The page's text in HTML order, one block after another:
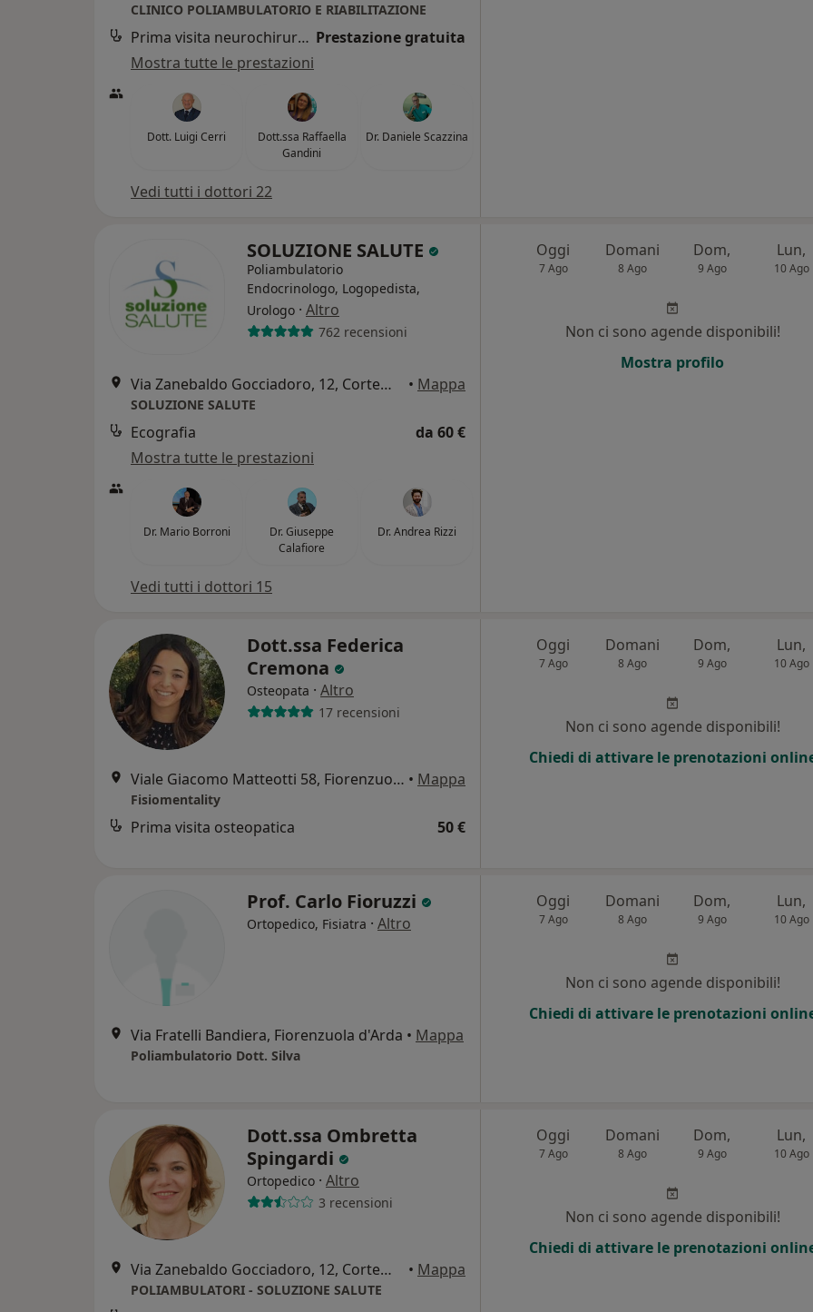
CLINICO POLIAMBULATORIO E RIABILITAZIONE
Prima visita neurochirurgica Prestazione gratuita
Mostra tutte le prestazioni
Dott. Luigi Cerri
Dott.ssa Raffaella
Gandini
Dr. Daniele Scazzina
Vedi tutti i dottori 22
SOLUZIONE SALUTE
Poliambulatorio
Endocrinologo, Logopedista,
Urologo · Altro
762 recensioni
Via Zanebaldo Gocciadoro, 12, Cortemaggiore • Mappa
SOLUZIONE SALUTE
Ecografia
da 60 €
Mostra tutte le prestazioni
Dr. Mario Borroni
Dr. Giuseppe
Calafiore
Dr. Andrea Rizzi
Vedi tutti i dottori 15
Oggi
7 Ago
Domani
8 Ago
Dom,
9 Ago
Lun,
10 Ago
Non ci sono agende disponibili!
Mostra profilo
Dott.ssa Federica
Cremona
Osteopata · Altro
17 recensioni
Viale Giacomo Matteotti 58, Fiorenzuola d'Arda • Mappa
Fisiomentality
Prima visita osteopatica 50 €
Oggi
7 Ago
Domani
8 Ago
Dom,
9 Ago
Lun,
10 Ago
Non ci sono agende disponibili!
Chiedi di attivare le prenotazioni
Prof. Carlo Fioruzzi
Ortopedico, Fisiatra · Altro
Via Fratelli Bandiera, Fiorenzuola d'Arda • Mappa
Poliambulatorio Dott. Silva
Oggi
7 Ago
Domani
8 Ago
Dom,
9 Ago
Lun,
10 Ago
Non ci sono agende disponibili!
Chiedi di attivare le prenotazioni
Dott.ssa Ombretta
Spingardi
Ortopedico · Altro
3 recensioni
Via Zanebaldo Gocciadoro, 12, Cortemaggiore • Mappa
POLIAMBULATORI - SOLUZIONE SALUTE
Oggi
7 Ago
Domani
8 Ago
Dom,
9 Ago
Lun,
10 Ago
Non ci sono agende disponibili!
Chiedi di attivare le prenotazioni